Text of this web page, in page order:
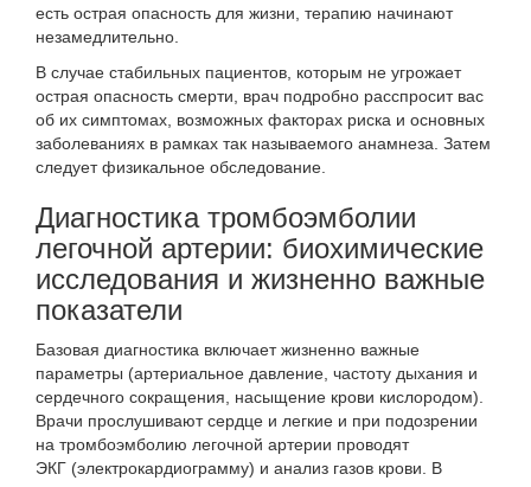
есть острая опасность для жизни , терапию начинают
незамедлительно.
В случае стабильных пациентов, которым не угрожает
острая опасность смерти, врач подробно расспросит вас
об их симптомах, возможных факторах риска и основных
заболеваниях в рамках так называемого анамнеза. Затем
следует физикальное обследование.
Диагностика тромбоэмболии
легочной артерии: биохимические
исследования и жизненно важные
показатели
Базовая диагностика включает жизненно важные
параметры (артериальное давление, частоту дыхания и
сердечного сокращения, насыщение крови кислородом).
Врачи прослушивают сердце и легкие и при подозрении
на тромбоэмболию легочной артерии проводят
ЭКГ (электрокардиограмму) и анализ газов крови. В